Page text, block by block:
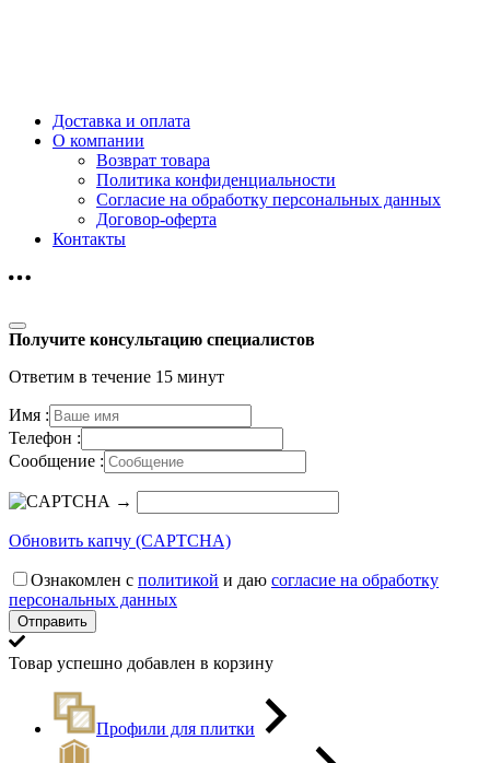
Доставка и оплата
О компании
Возврат товара
Политика конфиденциальности
Согласие на обработку персональных данных
Договор-оферта
Контакты
Получите консультацию специалистов
Ответим в течение 15 минут
Имя :
Телефон :
Сообщение :
→
Обновить капчу (CAPTCHA)
Ознакомлен с политикой и даю согласие на обработку
персональных данных
Товар успешно добавлен в корзину
Профили для плитки